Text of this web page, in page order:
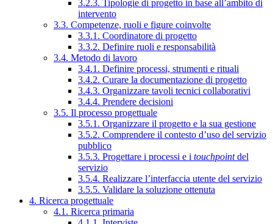
3.2.3. Tipologie di progetto in base all’ambito di
intervento
3.3. Competenze, ruoli e figure coinvolte
3.3.1. Coordinatore di progetto
3.3.2. Definire ruoli e responsabilità
3.4. Metodo di lavoro
3.4.1. Definire processi, strumenti e rituali
3.4.2. Curare la documentazione di progetto
3.4.3. Organizzare tavoli tecnici collaborativi
3.4.4. Prendere decisioni
3.5. Il processo progettuale
3.5.1. Organizzare il progetto e la sua gestione
3.5.2. Comprendere il contesto d’uso del servizio
pubblico
3.5.3. Progettare i processi e i touchpointdel
servizio
3.5.4. Realizzare l’interfaccia utente del servizio
3.5.5. Validare la soluzione ottenuta
4. Ricerca progettuale
4.1. Ricerca primaria